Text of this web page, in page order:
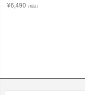
¥6,490 （税込）